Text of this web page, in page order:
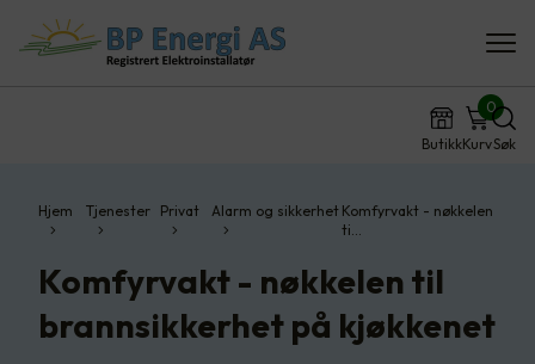
ButikkKurv
0
Søk
Hjem Tjenester Privat Alarm og sikkerhet Komfyrvakt - nøkkelen
ti…
Komfyrvakt - nøkkelen til
brannsikkerhet på kjøkkenet